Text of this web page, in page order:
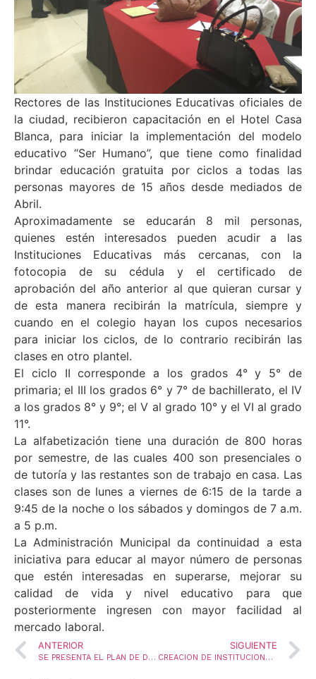
Rectores de las Instituciones Educativas oficiales de
la ciudad, recibieron capacitación en el Hotel Casa
Blanca, para iniciar la implementación del modelo
educativo “Ser Humano”, que tiene como finalidad
brindar educación gratuita por ciclos a todas las
personas mayores de 15 años desde mediados de
Abril.
Aproximadamente se educarán 8 mil personas,
quienes estén interesados pueden acudir a las
Instituciones Educativas más cercanas, con la
fotocopia de su cédula y el certificado de
aprobación del año anterior al que quieran cursar y
de esta manera recibirán la matrícula, siempre y
cuando en el colegio hayan los cupos necesarios
para iniciar los ciclos, de lo contrario recibirán las
clases en otro plantel.
El ciclo II corresponde a los grados 4° y 5° de
primaria; el III los grados 6° y 7° de bachillerato, el IV
a los grados 8° y 9°; el V al grado 10° y el VI al grado
11°.
La alfabetización tiene una duración de 800 horas
por semestre, de las cuales 400 son presenciales o
de tutoría y las restantes son de trabajo en casa. Las
clases son de lunes a viernes de 6:15 de la tarde a
9:45 de la noche o los sábados y domingos de 7 a.m.
a 5 p.m.
La Administración Municipal da continuidad a esta
iniciativa para educar al mayor número de personas
que estén interesadas en superarse, mejorar su
calidad de vida y nivel educativo para que
posteriormente ingresen con mayor facilidad al
mercado laboral.
ANTERIOR
SE PRESENTA EL PLAN DE DESARROLLO SOCIAL
SIGUIENTE
CREACION DE INSTITUCIONES DE EDUCACION FORMAL Y POR CICLOS